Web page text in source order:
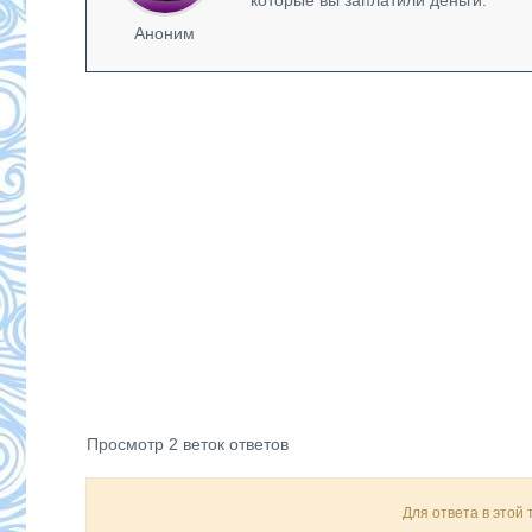
Аноним
Просмотр 2 веток ответов
Для ответа в этой